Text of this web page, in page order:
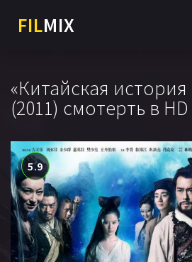
FILMIX
«Китайская
(2011) смотерть в HD
5.9